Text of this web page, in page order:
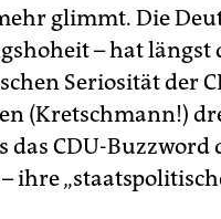
glimmt. Die
– hat längst
Seriosität der
(Kretschmann!)
das CDU-Buzzword
ihre